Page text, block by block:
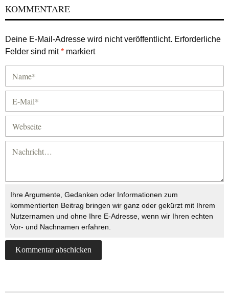
KOMMENTARE
Deine E-Mail-Adresse wird nicht veröffentlicht. Erforderliche
Felder sind mit* markiert
Ihre Argumente, Gedanken oder Informationen zum
kommentierten Beitrag bringen wir ganz oder gekürzt mit Ihrem
Nutzernamen und ohne Ihre E-Adresse, wenn wir Ihren echten
Vor- und Nachnamen erfahren.